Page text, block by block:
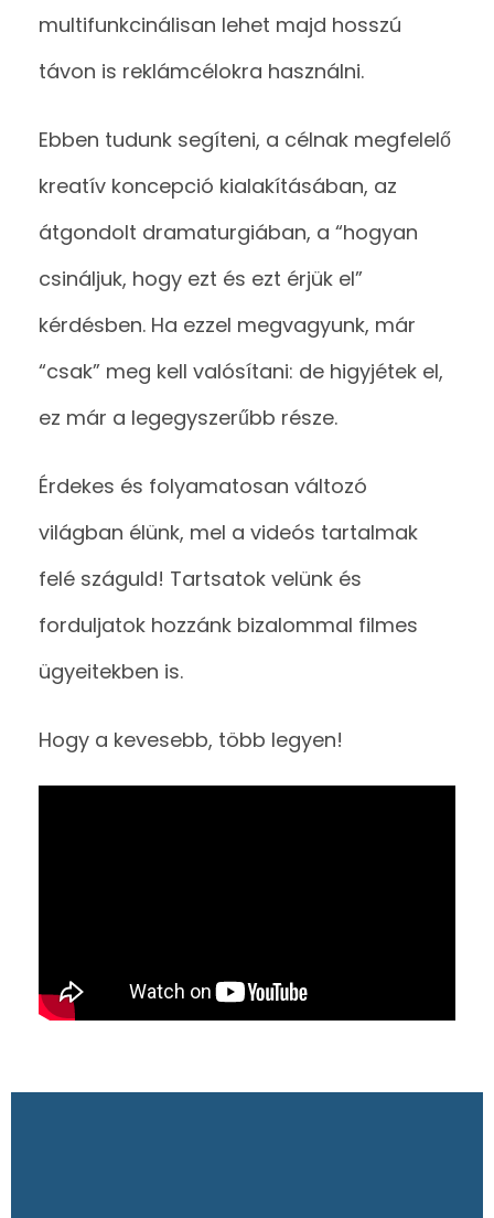
multifunkcinálisan lehet majd hosszú
távon is reklámcélokra használni.
Ebben tudunk segíteni, a célnak megfelelő
kreatív koncepció kialakításában, az
átgondolt dramaturgiában, a “hogyan
csináljuk, hogy ezt és ezt érjük el”
kérdésben. Ha ezzel megvagyunk, már
“csak” meg kell valósítani: de higyjétek el,
ez már a legegyszerűbb része.
Érdekes és folyamatosan változó
világban élünk, mel a videós tartalmak
felé száguld! Tartsatok velünk és
forduljatok hozzánk bizalommal filmes
ügyeitekben is.
Hogy a kevesebb, több legyen!